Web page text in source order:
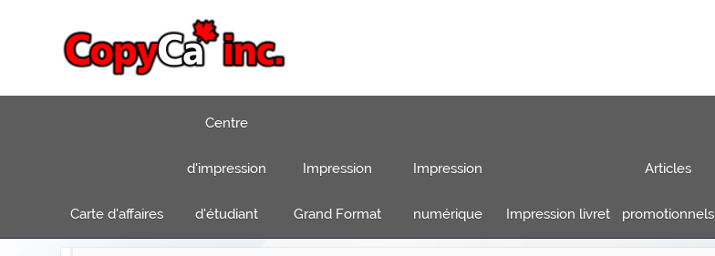
Carte d'affaires
Centre
d'impression
d'étudiant
Impression
Grand Format
Impression
numérique Impression livret
Articles
promotionnels